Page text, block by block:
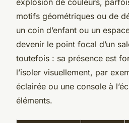
motifs géométriques ou de
un coin d’enfant ou un
devenir le point focal d’un
toutefois : sa présence est
l’isoler visuellement, par
éclairée ou une console à
éléments.